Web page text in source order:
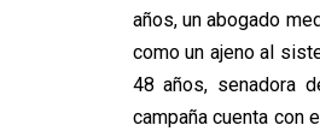
años, un abogado
como un ajeno al
48 años, senadora
campaña cuenta con